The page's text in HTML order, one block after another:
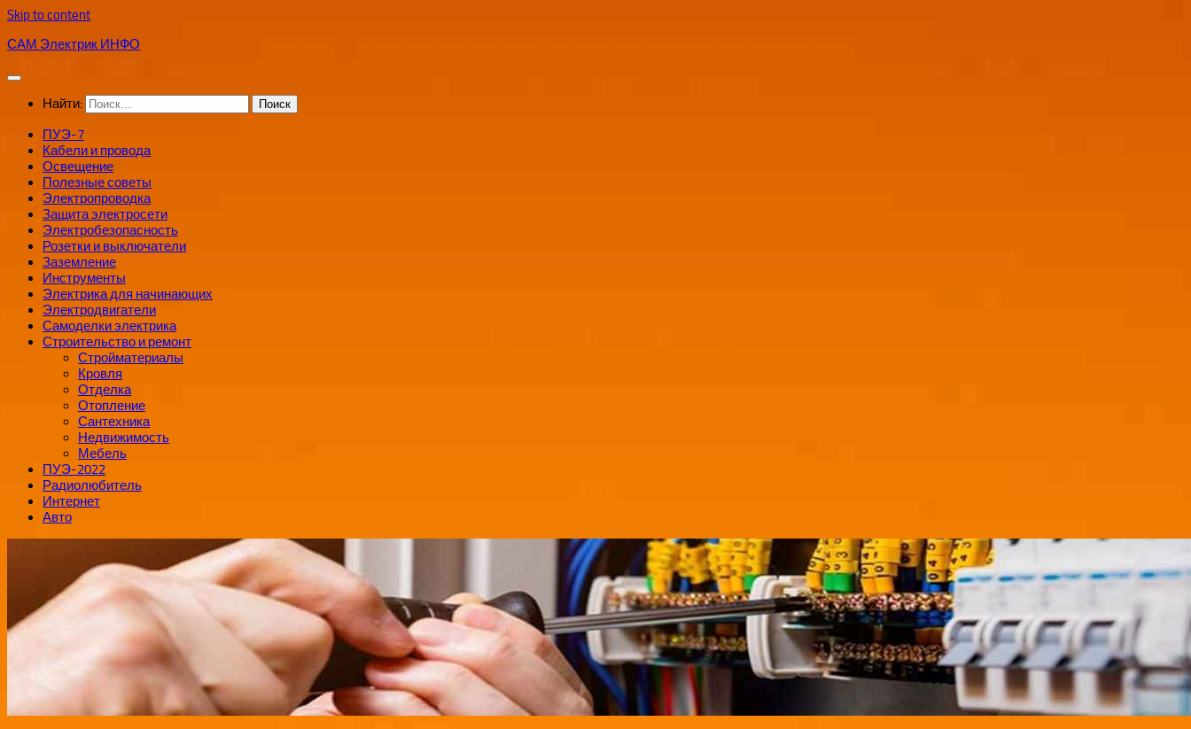
Skip to content
САМ Электрик ИНФО
Найти:
ПУЭ-7
Кабели и провода
Освещение
Полезные советы
Электропроводка
Защита электросети
Электробезопасность
Розетки и выключатели
Заземление
Инструменты
Электрика для начинающих
Электродвигатели
Самоделки электрика
Строительство и ремонт
Стройматериалы
Кровля
Отделка
Отопление
Сантехника
Недвижимость
Мебель
ПУЭ-2022
Радиолюбитель
Интернет
Авто